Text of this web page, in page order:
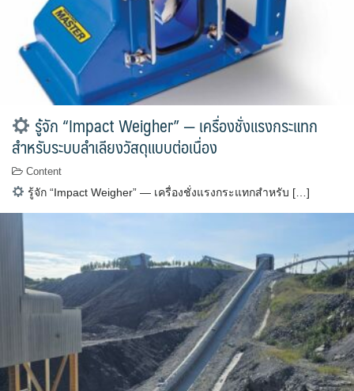
รู้จัก “Impact Weigher” — เครื่องชั่งแรงกระแทก
สำหรับระบบลำเลียงวัสดุแบบต่อเนื่อง
Content
รู้จัก “Impact Weigher” — เครื่องชั่งแรงกระแทกสำหรับ […]